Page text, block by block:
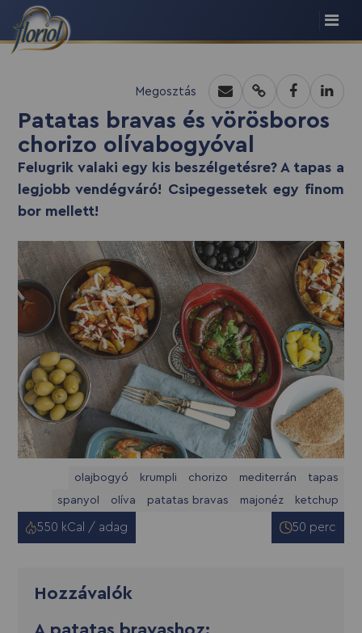
recept script
Megosztás
Patatas bravas és vörösboros
chorizo olívabogyóval
Felugrik valaki egy kis beszélgetésre? A tapas a
legjobb vendégváró! Csipegessetek egy finom
bor mellett!
550 kCal / adag 50 perc
Hozzávalók
olajbogyó krumpli chorizo mediterrán
tapas
spanyol
olíva patatas bravas majonéz ketchup